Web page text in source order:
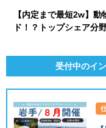
【内定まで最短2w】
ド！？トップシェア分
受付中のイ